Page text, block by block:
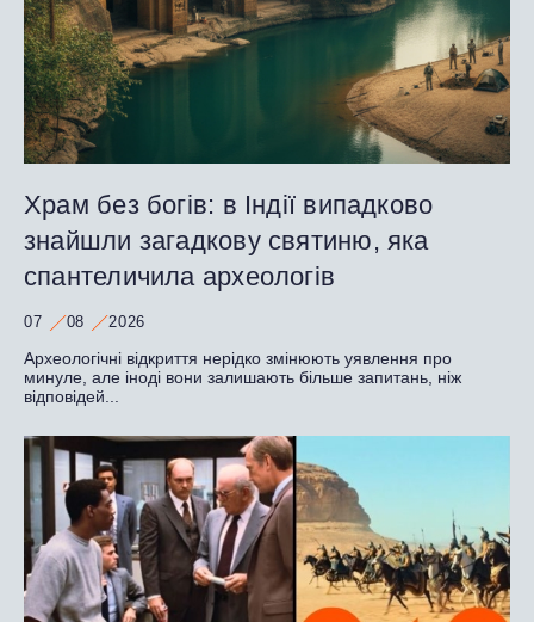
Храм без богів: в Індії випадково
знайшли загадкову святиню, яка
спантеличила археологів
07 08 2026
Археологічні відкриття нерідко змінюють уявлення про
минуле, але іноді вони залишають більше запитань, ніж
відповідей...